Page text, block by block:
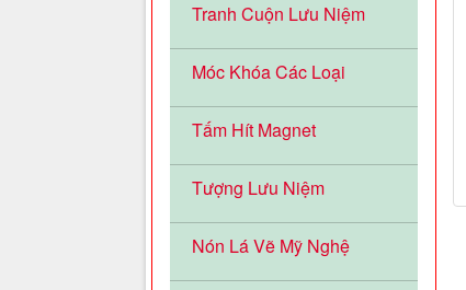
Tranh Cuộn Lưu Niệm
Móc Khóa Các Loại
Tấm Hít Magnet
Tượng Lưu Niệm
Nón Lá Vẽ Mỹ Nghệ